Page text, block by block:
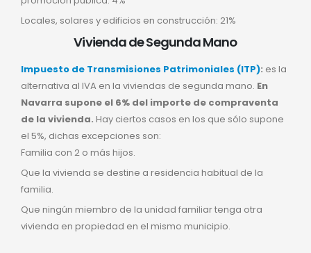
Locales, solares y edificios en construcción: 21%
Vivienda de Segunda Mano
Impuesto de Transmisiones Patrimoniales (ITP): es la
alternativa al IVA en la viviendas de segunda mano. En
Navarra supone el 6% del importe de compraventa
de la vivienda. Hay ciertos casos en los que sólo supone
el 5%, dichas excepciones son:
Familia con 2 o más hijos.
Que la vivienda se destine a residencia habitual de la
familia.
Que ningún miembro de la unidad familiar tenga otra
vivienda en propiedad en el mismo municipio.